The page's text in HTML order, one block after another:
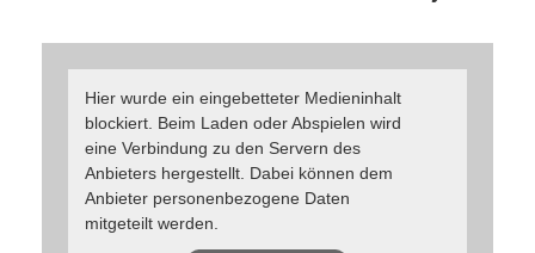
Hier wurde ein eingebetteter Medieninhalt
blockiert. Beim Laden oder Abspielen wird
eine Verbindung zu den Servern des
Anbieters hergestellt. Dabei können dem
Anbieter personenbezogene Daten
mitgeteilt werden.